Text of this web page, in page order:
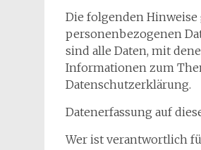
Die folgenden
personenbezogenen
sind alle Daten, mit
Informationen zum
Datenschutzerklärung.
Datenerfassung auf
Wer ist verantwortlich